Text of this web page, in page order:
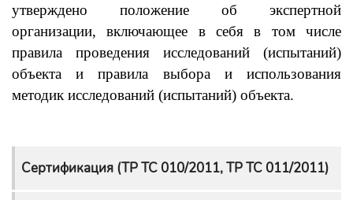
утверждено положение об экспертной
организации, включающее в себя в том числе
правила проведения исследований (испытаний)
объекта иправила выбора и использования
методик исследований (испытаний) объекта.
Сертификация (ТР ТС 010/2011, ТР ТС 011/2011)